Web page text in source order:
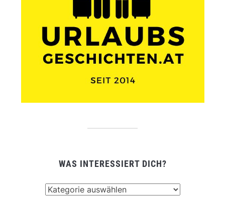
WAS INTERESSIERT DICH?